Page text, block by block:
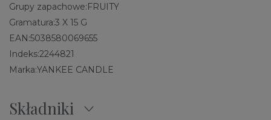
Grupy zapachowe:FRUITY
Gramatura:3 X 15 G
EAN:5038580069655
Indeks:2244821
Marka:YANKEE CANDLE
Składniki